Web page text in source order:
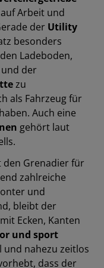
Arbeit und
der Utility
besonders
Ladeboden,
und der
zu
als Fahrzeug für
Auch eine
gehört laut
den Grenadier für
zahlreiche
und
bleibt der
Ecken, Kanten
und sport
nahezu zeitlos
dass der